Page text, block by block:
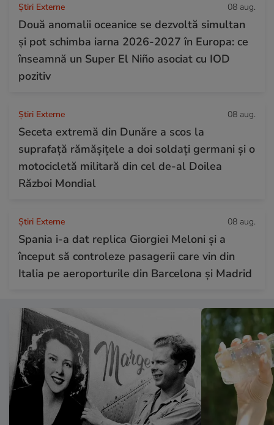
Știri Externe 08 aug.
Două anomalii oceanice se dezvoltă simultan
și pot schimba iarna 2026-2027 în Europa: ce
înseamnă un Super El Niño asociat cu IOD
pozitiv
Știri Externe 08 aug.
Seceta extremă din Dunăre a scos la
suprafață rămășițele a doi soldați germani și o
motocicletă militară din cel de-al Doilea
Război Mondial
Știri Externe 08 aug.
Spania i-a dat replica Giorgiei Meloni și a
început să controleze pasagerii care vin din
Italia pe aeroporturile din Barcelona și Madrid